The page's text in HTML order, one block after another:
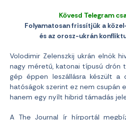
Kövesd Telegram
Folyamatosan frissítjük a
és az orosz-ukrán
Volodimir Zelenszkij ukrán elnök
nagy méretű, katonai típusú drón
gép éppen leszállásra készült a
hatóságok szerint ez nem csupán
hanem egy nyílt hibrid támadás
A The Journal ír hírportál